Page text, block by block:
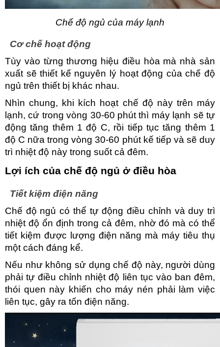
Chế độ ngủ của máy lạnh
Cơ chế hoạt động
Tùy vào từng thương hiệu điều hòa mà nhà sản
xuất sẽ thiết kế nguyên lý hoạt động của chế độ
ngủ trên thiết bị khác nhau.
Nhìn chung, khi kích hoạt chế độ này trên máy
lạnh, cứ trong vòng 30-60 phút thì máy lạnh sẽ tự
động tăng thêm 1 độ C, rồi tiếp tục tăng thêm 1
độ C nữa trong vòng 30-60 phút kế tiếp và sẽ duy
trì nhiệt độ này trong suốt cả đêm.
Lợi ích của chế độ ngủ ở điều hòa
Tiết kiệm điện năng
Chế độ ngủ có thể tự động điều chỉnh và duy trì
nhiệt độ ổn định trong cả đêm, nhờ đó mà có thể
tiết kiệm được lượng điện năng mà máy tiêu thụ
một cách đáng kể.
Nếu như không sử dụng chế độ này, người dùng
phải tự điều chỉnh nhiệt độ liên tục vào ban đêm,
thói quen này khiến cho máy nén phải làm việc
liên tục, gây ra tốn điện năng.